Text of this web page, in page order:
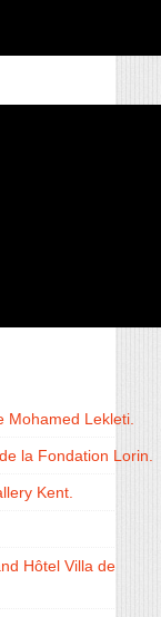
Mohamed Lekleti.
la Fondation Lorin.
Kent.
Hôtel Villa de